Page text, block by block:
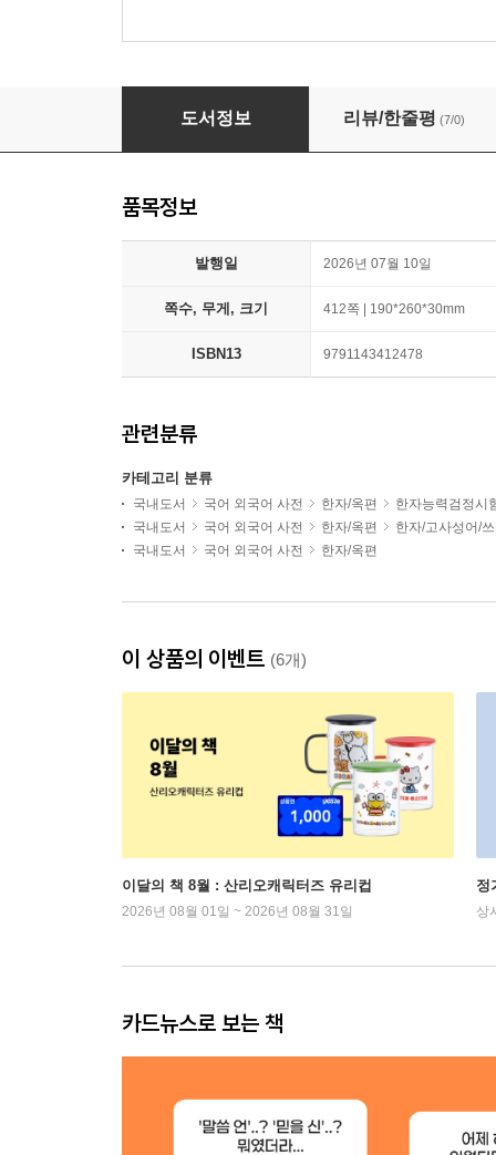
이야기로 한자 5급 완성 1교시
도서정보 리뷰/한줄평 (7/0)
품목정보
발행일 2026년 07월 10일
쪽수, 무게, 크기 412쪽 | 190*260*30mm
ISBN13 9791143412478
관련분류
카테고리 분류
국내도서 국어 외국어 사전 한자/옥편
한자능력검정시
국내도서
국어 외국어 사전 한자/옥편
한자/고사성어/
국내도서
국어 외국어 사전 한자/옥편
이 상품의 이벤트 (6개)
이달의 책 8월 : 산리오캐릭터즈 유리컵
2026년 08월 01일 ~ 2026년 08월 31일
정
상
카드뉴스로 보는 책